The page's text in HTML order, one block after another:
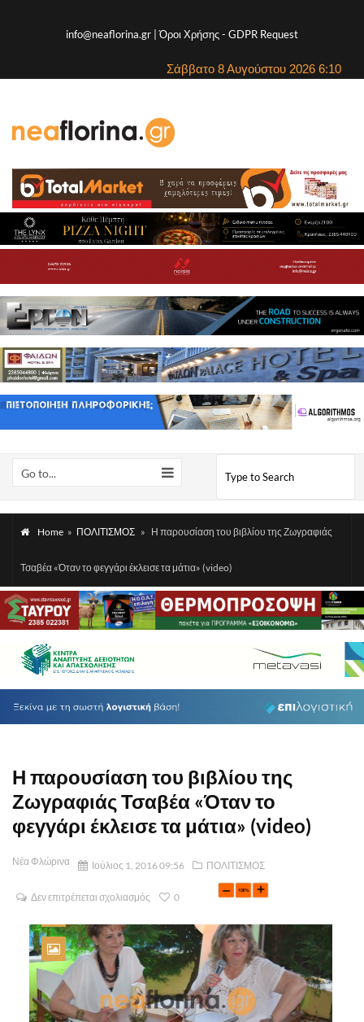
info@neaflorina.gr |Όροι Χρήσης- GDPR Request
Σάββατο 8 Αυγούστου 2026 6:10
Go to...
Home » ΠΟΛΙΤΙΣΜΟΣ » Η παρουσίαση του βιβλίου της Ζωγραφιάς
Τσαβέα «Όταν το φεγγάρι έκλεισε τα μάτια» (video)
Η παρουσίαση του βιβλίου της
Ζωγραφιάς Τσαβέα «Όταν το
φεγγάρι έκλεισε τα μάτια» (video)
Νέα Φλώρινα Ιούλιος 1, 2016 09:56 ΠΟΛΙΤΙΣΜΟΣ
Δεν επιτρέπεται σχολιασμός 0